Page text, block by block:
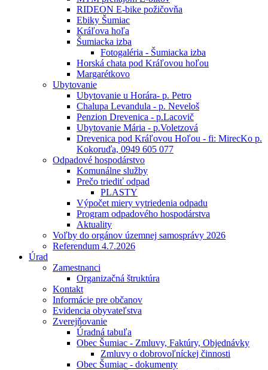
RIDEON E-bike požičovňa
Ebiky Šumiac
Kráľova hoľa
Šumiacka izba
Fotogaléria - Šumiacka izba
Horská chata pod Kráľovou hoľou
Margarétkovo
Ubytovanie
Ubytovanie u Horára- p. Petro
Chalupa Levandula - p. Neveloš
Penzion Drevenica - p.Lacovič
Ubytovanie Mária - p.Voletzová
Drevenica pod Kráľovou Hoľou - fi: MirecKo p.
Kokoruďa, 0949 605 077
Odpadové hospodárstvo
Komunálne služby
Prečo triediť odpad
PLASTY
Výpočet miery vytriedenia odpadu
Program odpadového hospodárstva
Aktuality
Voľby do orgánov územnej samosprávy 2026
Referendum 4.7.2026
Úrad
Zamestnanci
Organizačná štruktúra
Kontakt
Informácie pre občanov
Evidencia obyvateľstva
Zverejňovanie
Úradná tabuľa
Obec Šumiac - Zmluvy, Faktúry, Objednávky
Zmluvy o dobrovoľníckej činnosti
Obec Šumiac - dokumenty